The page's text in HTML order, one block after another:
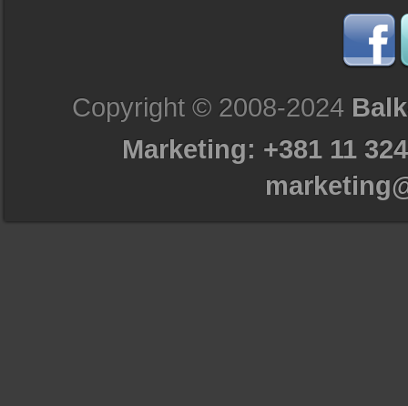
Copyright © 2008-2024
Marketing: +381 11